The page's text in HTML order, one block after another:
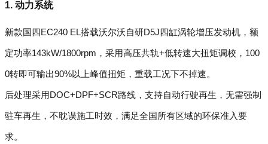
1. 动力系统
新款国四EC240 EL搭载沃尔沃自研D5J四缸涡轮增压发动机，额
定功率143kW/1800rpm，采用高压共轨+低转速大扭矩调校，100
0转即可输出90%以上峰值扭矩，重载工况下不掉速。
后处理采用DOC+DPF+SCR路线，支持自动行驶再生，无需强制
驻车再生，不耽误施工时效，满足全国所有区域的环保准入要
求。